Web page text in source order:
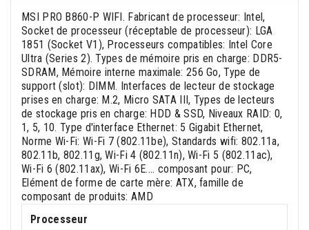
MSI PRO B860-P WIFI. Fabricant de processeur: Intel,
Socket de processeur (réceptable de processeur): LGA
1851 (Socket V1), Processeurs compatibles: Intel Core
Ultra (Series 2). Types de mémoire pris en charge: DDR5-
SDRAM, Mémoire interne maximale: 256 Go, Type de
support (slot): DIMM. Interfaces de lecteur de stockage
prises en charge: M.2, Micro SATA III, Types de lecteurs
de stockage pris en charge: HDD & SSD, Niveaux RAID: 0,
1, 5, 10. Type d'interface Ethernet: 5 Gigabit Ethernet,
Norme Wi-Fi: Wi-Fi 7 (802.11be), Standards wifi: 802.11a,
802.11b, 802.11g, Wi-Fi 4 (802.11n), Wi-Fi 5 (802.11ac),
Wi-Fi 6 (802.11ax), Wi-Fi 6E.... composant pour: PC,
Elément de forme de carte mère: ATX, famille de
composant de produits: AMD
Processeur